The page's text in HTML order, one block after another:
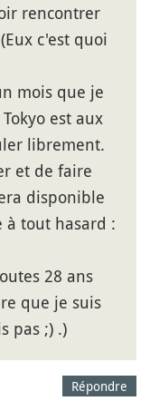
rencontrer
c'est quoi
mois que je
est aux
librement.
et de faire
disponible
à tout hasard :
28 ans
que je suis
pas ;) .)
Répondre